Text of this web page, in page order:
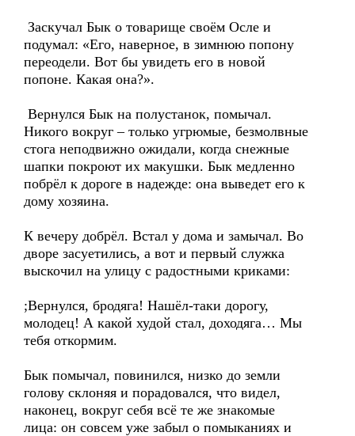
Заскучал Бык о товарище своём Осле и
подумал: «Его, наверное, в зимнюю попону
переодели. Вот бы увидеть его в новой
попоне. Какая она?».
Вернулся Бык на полустанок, помычал.
Никого вокруг – только угрюмые, безмолвные
стога неподвижно ожидали, когда снежные
шапки покроют их макушки. Бык медленно
побрёл к дороге в надежде: она выведет его к
дому хозяина.
К вечеру добрёл. Встал у дома и замычал. Во
дворе засуетились, а вот и первый служка
выскочил на улицу с радостными криками:
;Вернулся, бродяга! Нашёл-таки дорогу,
молодец! А какой худой стал, доходяга… Мы
тебя откормим.
Бык помычал, повинился, низко до земли
голову склоняя и порадовался, что видел,
наконец, вокруг себя всё те же знакомые
лица: он совсем уже забыл о помыканиях и